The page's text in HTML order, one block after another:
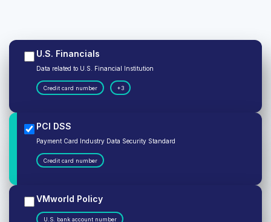
U.S. Financials
Data related to U.S. Financial Institution
Credit card number +3
PCI DSS
Payment Card Industry Data Security Standard
Credit card number
VMworld Policy
U.S. bank account number